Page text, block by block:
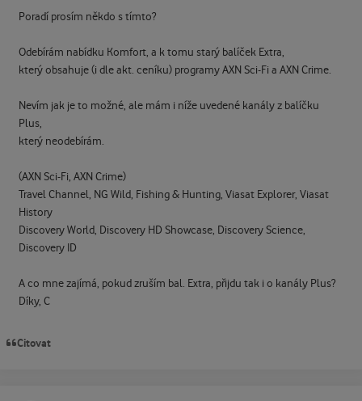
Poradí prosím někdo s tímto?
Odebírám nabídku Komfort, a k tomu starý balíček Extra,
který obsahuje (i dle akt. ceníku) programy AXN Sci-Fi a AXN Crime.
Nevím jak je to možné, ale mám i níže uvedené kanály z balíčku
Plus,
který neodebírám.
(AXN Sci-Fi, AXN Crime)
Travel Channel, NG Wild, Fishing & Hunting, Viasat Explorer, Viasat
History
Discovery World, Discovery HD Showcase, Discovery Science,
Discovery ID
A co mne zajímá, pokud zruším bal. Extra, přijdu tak i o kanály Plus?
Díky, C
Citovat